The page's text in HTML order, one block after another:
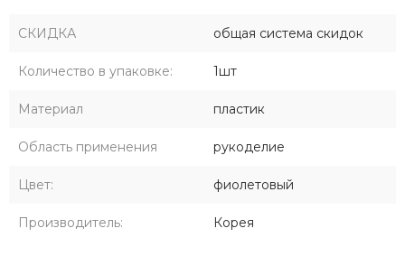
СКИДКА общая система скидок
Количество в упаковке: 1шт
Материал пластик
Область применения рукоделие
Цвет: фиолетовый
Производитель: Корея